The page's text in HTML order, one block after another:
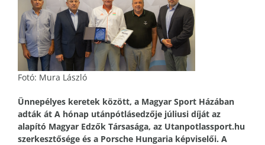
Fotó: Mura László
Ünnepélyes keretek között, a Magyar Sport Házában
adták át A hónap utánpótlásedzője júliusi díját az
alapító Magyar Edzők Társasága, az Utanpotlassport.hu
szerkesztősége és a Porsche Hungaria képviselői. A